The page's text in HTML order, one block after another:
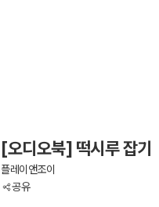
[오디오북] 떡시루 잡기
플레이앤조이
공유